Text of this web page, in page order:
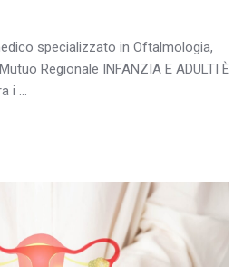
specializzato in Oftalmologia,
Regionale INFANZIA E ADULTI È
i ...